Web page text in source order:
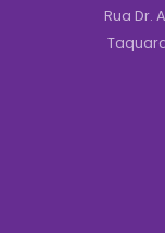
Rua Dr.